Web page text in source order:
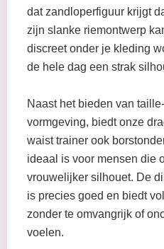
dat zandloperfiguur krijgt
zijn slanke riemontwerp
discreet onder je kleding
de hele dag een strak
Naast het bieden van
vormgeving, biedt onze
waist trainer ook
ideaal is voor mensen die
vrouwelijker silhouet. De
is precies goed en biedt
zonder te omvangrijk of
voelen.